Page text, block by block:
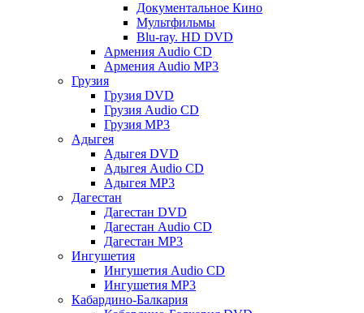
Документальное Кино
Мультфильмы
Blu-ray. HD DVD
Армения Audio CD
Армения Audio MP3
Грузия
Грузия DVD
Грузия Audio CD
Грузия MP3
Адыгея
Адыгея DVD
Адыгея Audio CD
Адыгея MP3
Дагестан
Дагестан DVD
Дагестан Audio CD
Дагестан MP3
Ингушетия
Ингушетия Audio CD
Ингушетия MP3
Кабардино-Балкария